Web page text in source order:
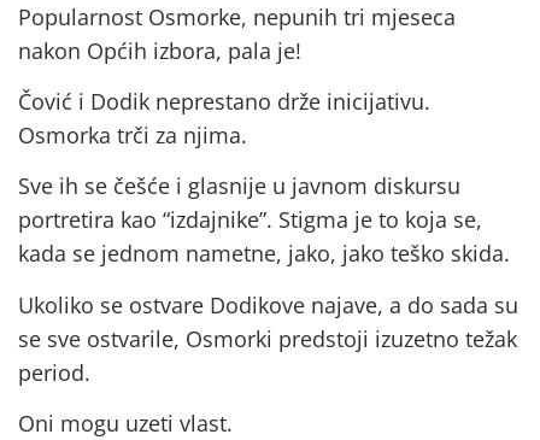
Popularnost Osmorke, nepunih tri mjeseca
nakon Općih izbora, pala je!
Čović i Dodik neprestano drže inicijativu.
Osmorka trči za njima.
Sve ih se češće i glasnije u javnom diskursu
portretira kao “izdajnike”. Stigma je to koja se,
kada se jednom nametne, jako, jako teško skida.
Ukoliko se ostvare Dodikove najave, a do sada su
se sve ostvarile, Osmorki predstoji izuzetno težak
period.
Oni mogu uzeti vlast.